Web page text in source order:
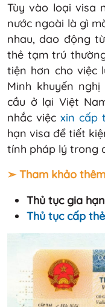
Tùy vào loại visa
nước ngoài là gì
nhau, dao động
thẻ tạm trú
tiện hơn cho việc
Minh khuyến
cầu ở lại Việt
nhắc việc xin cấp
hạn visa để tiết
tính pháp lý trong
➣ Tham khảo
Thủ tục gia
Thủ tục cấp